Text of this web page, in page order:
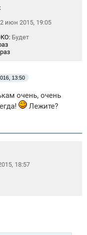
июн 2015, 19:05
Будет
13:50
очень, очень
Лежите?
18:57